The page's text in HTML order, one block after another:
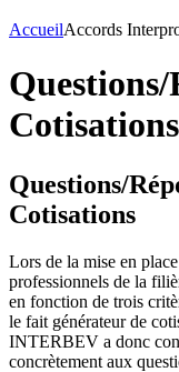
AccueilAccords
Questions/
Cotisations
Questions/
Cotisations
Lors de la mise en
professionnels de la
en fonction de trois
le fait générateur de
INTERBEV a donc
concrètement aux